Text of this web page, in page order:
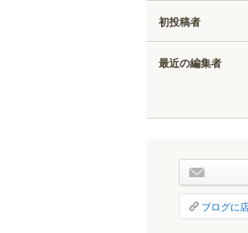
初投稿者
最近の編集者
ブログに